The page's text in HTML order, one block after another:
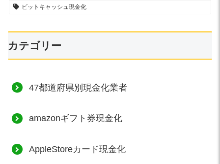
ビットキャッシュ現金化
カテゴリー
47都道府県別現金化業者
amazonギフト券現金化
AppleStoreカード現金化